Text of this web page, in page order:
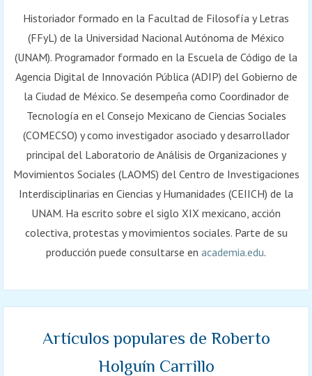
Historiador formado en la Facultad de Filosofía y Letras
(FFyL) de la Universidad Nacional Autónoma de México
(UNAM). Programador formado en la Escuela de Código de la
Agencia Digital de Innovación Pública (ADIP) del Gobierno de
la Ciudad de México. Se desempeña como Coordinador de
Tecnología en el Consejo Mexicano de Ciencias Sociales
(COMECSO) y como investigador asociado y desarrollador
principal del Laboratorio de Análisis de Organizaciones y
Movimientos Sociales (LAOMS) del Centro de Investigaciones
Interdisciplinarias en Ciencias y Humanidades (CEIICH) de la
UNAM. Ha escrito sobre el siglo XIX mexicano, acción
colectiva, protestas y movimientos sociales. Parte de su
producción puede consultarse en academia.edu.
Artículos populares de Roberto
Holguín Carrillo